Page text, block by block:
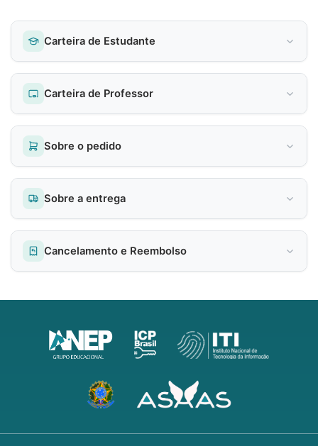
Carteira de Estudante
Carteira de Professor
Sobre o pedido
Sobre a entrega
Cancelamento e Reembolso